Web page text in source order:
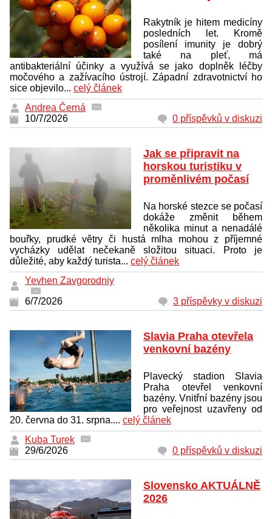
Rakytník je hitem medicíny
posledních let. Kromě
posílení imunity je dobrý
také na pleť, má
antibakteriální účinky a využívá se jako doplněk léčby
močového a zažívacího ústrojí. Západní zdravotnictví ho
sice objevilo... celý článek
Andrea Černá
10/7/2026
0 příspěvků v diskuzi
Jak se připravit na
horskou turistiku v
proměnlivém počasí
Na horské stezce se počasí
dokáže změnit během
několika minut a nenadálé
bouřky, prudké větry či hustá mlha mohou z příjemné
vycházky udělat nečekaně složitou situaci. Proto je
důležité, aby každý turista... celý článek
Yevhen Zavgorodniy
6/7/2026
3 příspěvky v diskuzi
Slavia Praha otevřela
venkovní bazény
Plavecký stadion Slavia
Praha otevřel venkovní
bazény. Vnitřní bazény jsou
pro veřejnost uzavřeny od
20. června do 31. srpna.... celý článek
Kuba Turek
29/6/2026
0 příspěvků v diskuzi
Slovensko AKTUÁLNĚ
2026